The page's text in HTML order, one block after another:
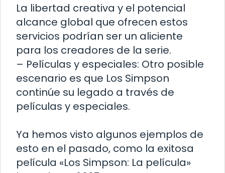
La libertad creativa y el potencial
alcance global que ofrecen estos
servicios podrían ser un aliciente
para los creadores de la serie.
– Películas y especiales: Otro posible
escenario es que Los Simpson
continúe su legado a través de
películas y especiales.
Ya hemos visto algunos ejemplos de
esto en el pasado, como la exitosa
película «Los Simpson: La película»